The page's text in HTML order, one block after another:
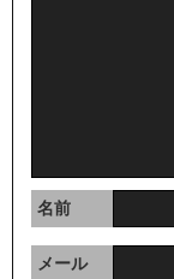
名前
メール